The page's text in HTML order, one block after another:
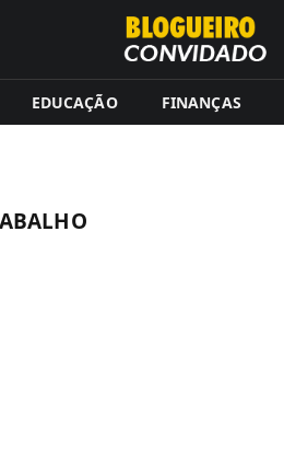
EDUCAÇÃO FINANÇAS